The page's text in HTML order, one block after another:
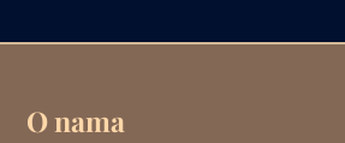
O nama